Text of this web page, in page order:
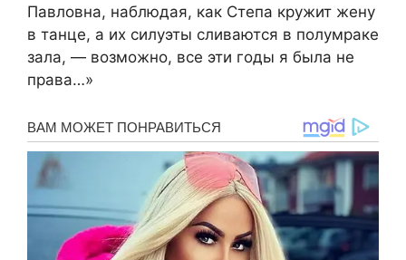
Павловна, наблюдая, как Степа кружит жену
в танце, а их силуэты сливаются в полумраке
зала, — возможно, все эти годы я была не
права…»